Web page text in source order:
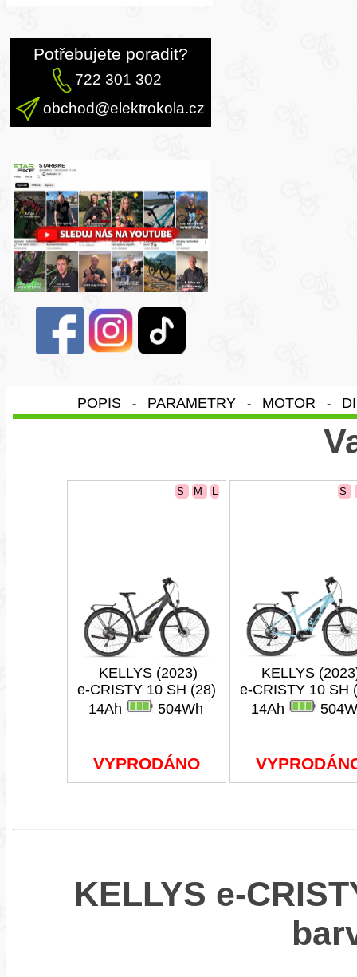
Potřebujete poradit?
722 301 302
obchod@elektrokola.cz
POPIS - PARAMETRY - MOTOR -
S M L
KELLYS (2023)
e-CRISTY 10 SH (28)
14Ah
504Wh
VYPRODÁNO
S
KELLYS
e-CRISTY 10 SH
14Ah
KELLYS e-